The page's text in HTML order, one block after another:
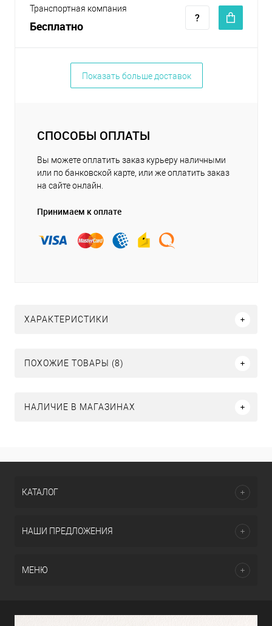
Транспортная компания
Бесплатно
Показать больше доставок
СПОСОБЫ ОПЛАТЫ
Вы можете оплатить заказ курьеру наличными
или по банковской карте, или же оплатить заказ
на сайте онлайн.
Принимаем к оплате
ХАРАКТЕРИСТИКИ
ПОХОЖИЕ ТОВАРЫ (8)
НАЛИЧИЕ В МАГАЗИНАХ
КАТАЛОГ
НАШИ ПРЕДЛОЖЕНИЯ
МЕНЮ